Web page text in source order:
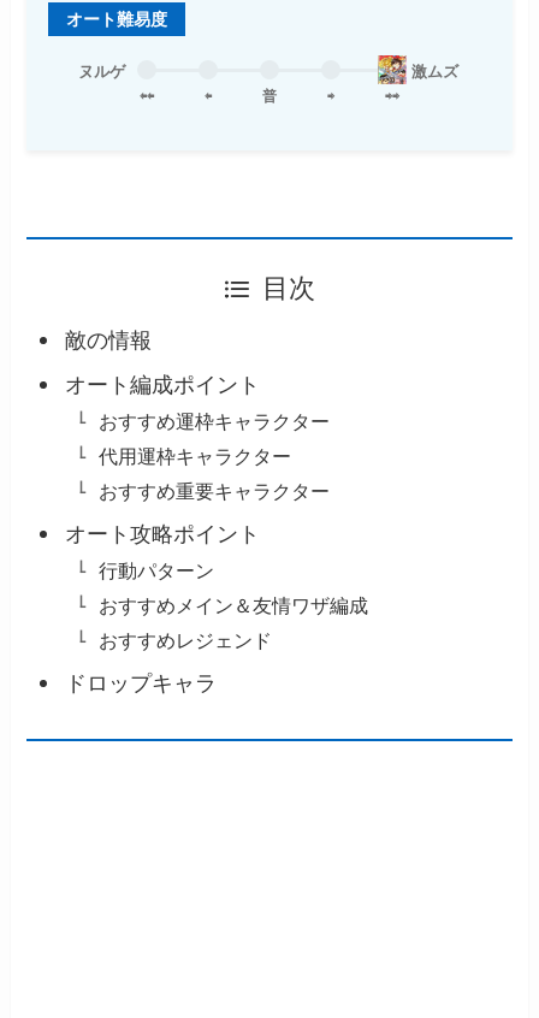
オート難易度
ヌルゲ
⇦⇦ ⇦ 普 ⇨ ⇨⇨
激ムズ
目次
敵の情報
オート編成ポイント
おすすめ運枠キャラクター
代用運枠キャラクター
おすすめ重要キャラクター
オート攻略ポイント
行動パターン
おすすめメイン＆友情ワザ編成
おすすめレジェンド
ドロップキャラ